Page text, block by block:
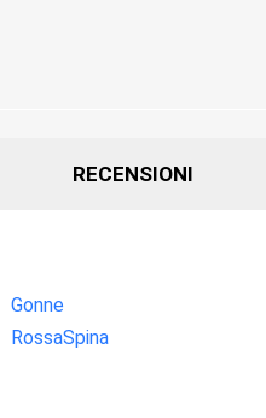
RECENSIONI
Gonne
RossaSpina